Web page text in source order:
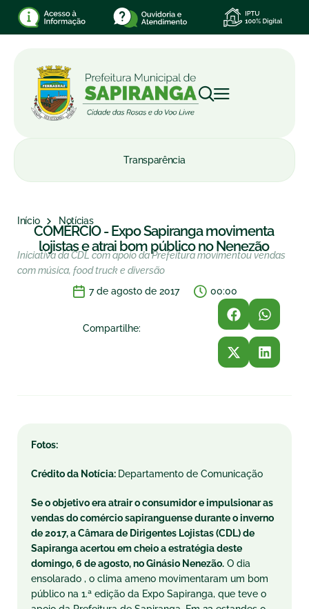
Transparência
Início Notícias
COMÉRCIO - Expo Sapiranga movimenta
lojistas e atrai bom público no Nenezão
Iniciativa da CDL com apoio da Prefeitura movimentou vendas
com música, food truck e diversão
7 de agosto de 2017
00:00
Compartilhe:
Fotos:
Crédito da Notícia: Departamento de Comunicação
Se o objetivo era atrair o consumidor e impulsionar as
vendas do comércio sapiranguense durante o inverno
de 2017, a Câmara de Dirigentes Lojistas (CDL) de
Sapiranga acertou em cheio a estratégia deste
domingo, 6 de agosto, no Ginásio Nenezão. O dia
ensolarado , o clima ameno movimentaram um bom
público na 1.ª edição da Expo Sapiranga, que teve o